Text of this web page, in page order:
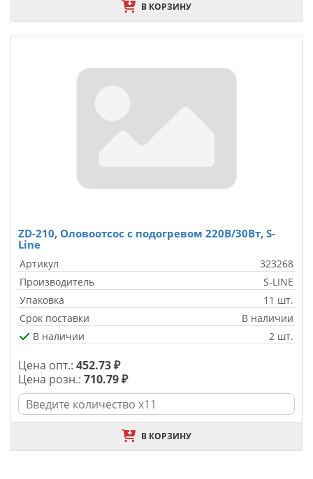
В КОРЗИНУ
ZD-210, Оловоотсос с подогревом 220В/30Вт, S-
Line
Артикул
323268
Производитель
S-LINE
Упаковка
11 шт.
Срок поставки
В наличии
В наличии
2 шт.
Цена опт.: 452.73 ₽
Цена розн.: 710.79 ₽
В КОРЗИНУ